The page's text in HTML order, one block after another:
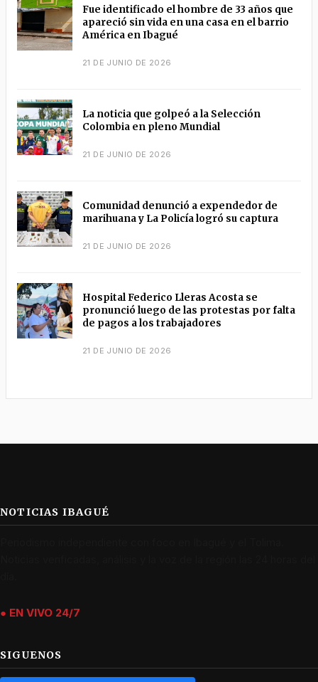
Fue identificado el hombre de 33 años que
apareció sin vida en una casa en el barrio
América en Ibagué
21 DE JUNIO DE 2026
La noticia que golpeó a la Selección
Colombia en pleno Mundial
21 DE JUNIO DE 2026
Comunidad denunció a expendedor de
marihuana y La Policía logró su captura
21 DE JUNIO DE 2026
Hospital Federico Lleras Acosta se
pronunció luego de las protestas por falta
de pagos a los trabajadores
21 DE JUNIO DE 2026
NOTICIAS IBAGUÉ
● EN VIVO 24/7
SIGUENOS